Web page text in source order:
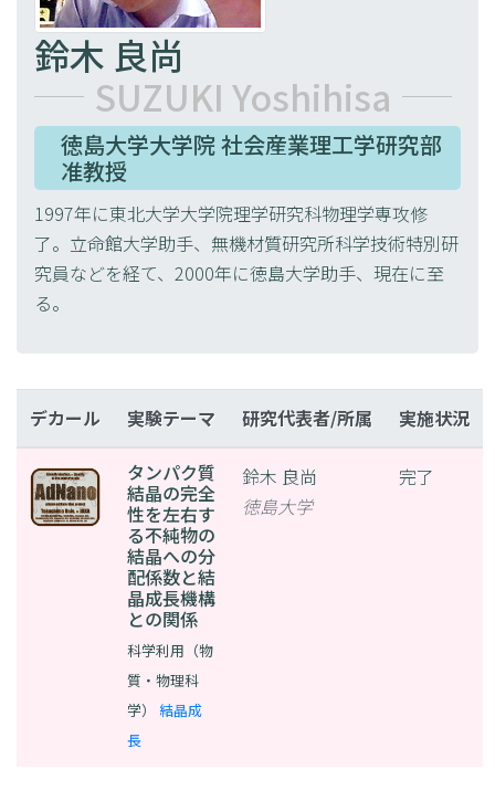
鈴木 良尚
SUZUKI Yoshihisa
徳島大学大学院 社会産業理工学研究部
准教授
1997年に東北大学大学院理学研究科物理学専攻修
了。立命館大学助手、無機材質研究所科学技術特別研
究員などを経て、2000年に徳島大学助手、現在に至
る。
デカール 実験テーマ 研究代表者/所属 実施状況
タンパク質
結晶の完全
性を左右す
る不純物の
結晶への分
配係数と結
晶成長機構
との関係
科学利用（物
質・物理科
学） 結晶成
長
鈴木 良尚
徳島大学
完了